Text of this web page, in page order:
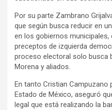
Por su parte Zambrano
que según busca reducir en
en los gobiernos municipales,
preceptos de izquierda
proceso electoral solo busca
Morena y aliados.
En tanto Cristian Campuzano
Estado de México, aseguró
legal que está realizando la